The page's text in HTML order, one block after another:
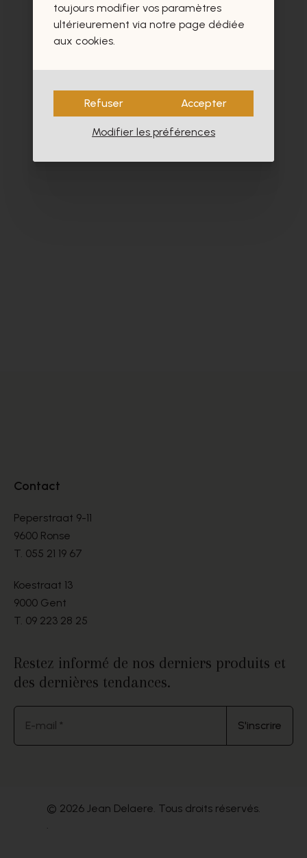
- 40%
Contact
Peperstraat 9-11
9600 Ronse
T. 055 21 19 67
Koestraat 13
9000 Gent
T. 09 223 28 25
Restez informé de nos derniers produits et
des dernières tendances.
E-mail * S'inscrire
© 2026 Jean Delaere. Tous droits réservés.
.
toujours modifier vos paramètres
ultérieurement via notre page dédiée
aux cookies.
Refuser Accepter
Modifier les préférences